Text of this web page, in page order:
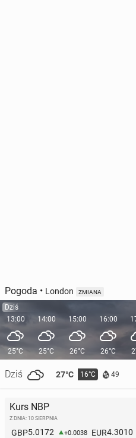
Pogoda • London ZMIANA
Dziś
13:00
25°C
Dziś 27°C 16°C 49
14:00
25°C
15:00
26°C
16:00
26°C
Kurs NBP
Z DNIA: 10 SIERPNIA
GBP5.0172 +0.0038 EUR4.3010